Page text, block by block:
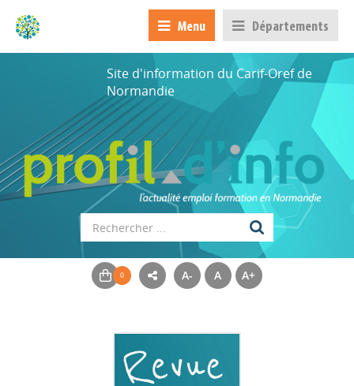
Menu Départements
Site d'information du Carif-Oref de
Normandie
A- A A+